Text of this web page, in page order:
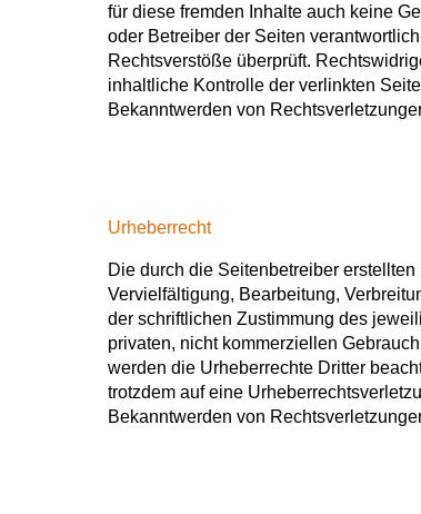
für diese fremden Inhalte auch keine
oder Betreiber der Seiten
Rechtsverstöße überprüft.
inhaltliche Kontrolle der verlinkten
Bekanntwerden von
Urheberrecht
Die durch die Seitenbetreiber
Vervielfältigung, Bearbeitung,
der schriftlichen Zustimmung des
privaten, nicht kommerziellen
werden die Urheberrechte Dritter
trotzdem auf eine
Bekanntwerden von